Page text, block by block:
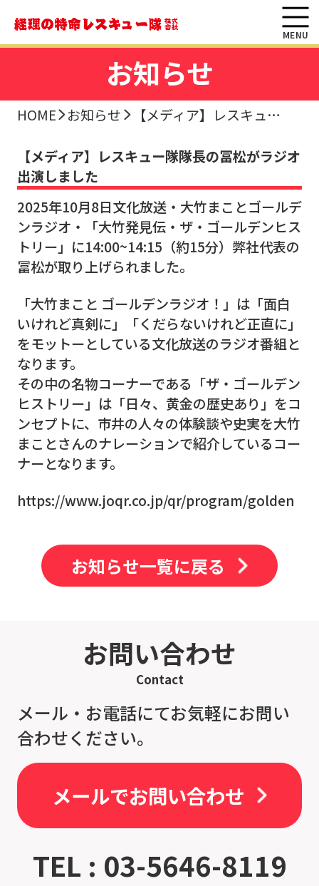
MENU
お知らせ
HOME お知らせ 【メディア】レスキュー隊隊長の冨松がラジオ出演しました
【メディア】レスキュー隊隊長の冨松がラジオ
出演しました
2025年10月8日文化放送・大竹まことゴールデ
ンラジオ・「大竹発見伝・ザ・ゴールデンヒス
トリー」に14:00~14:15（約15分）弊社代表の
冨松が取り上げられました。
「大竹まこと ゴールデンラジオ！」は「面白
いけれど真剣に」「くだらないけれど正直に」
をモットーとしている文化放送のラジオ番組と
なります。
その中の名物コーナーである「ザ・ゴールデン
ヒストリー」は「日々、黄金の歴史あり」をコ
ンセプトに、市井の人々の体験談や史実を大竹
まことさんのナレーションで紹介しているコー
ナーとなります。
https://www.joqr.co.jp/qr/program/golden
お知らせ一覧に戻る
お問い合わせ
Contact
メール・お電話にてお気軽にお問い
合わせください。
メールでお問い合わせ
TEL : 03-5646-8119